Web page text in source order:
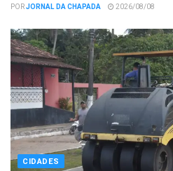
PORJORNAL DA CHAPADA 2026/08/08
CIDADES